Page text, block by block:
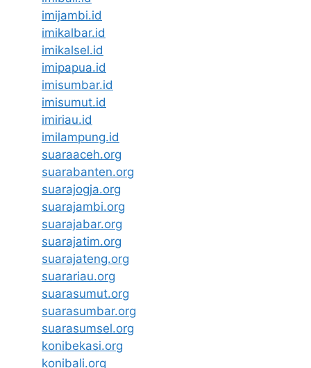
imijambi.id
imikalbar.id
imikalsel.id
imipapua.id
imisumbar.id
imisumut.id
imiriau.id
imilampung.id
suaraaceh.org
suarabanten.org
suarajogja.org
suarajambi.org
suarajabar.org
suarajatim.org
suarajateng.org
suarariau.org
suarasumut.org
suarasumbar.org
suarasumsel.org
konibekasi.org
konibali.org